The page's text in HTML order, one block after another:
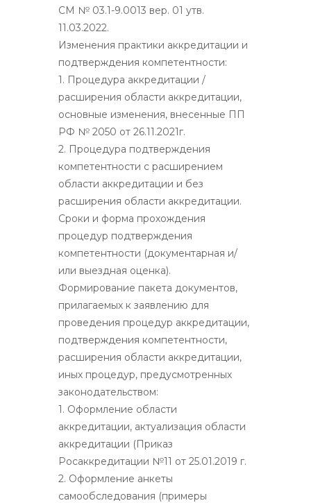
СМ № 03.1-9.0013 вер. 01 утв.
11.03.2022.
Изменения практики аккредитации и
подтверждения компетентности:
1. Процедура аккредитации /
расширения области аккредитации,
основные изменения, внесенные ПП
РФ № 2050 от 26.11.2021г.
2. Процедура подтверждения
компетентности с расширением
области аккредитации и без
расширения области аккредитации.
Сроки и форма прохождения
процедур подтверждения
компетентности (документарная и/
или выездная оценка).
Формирование пакета документов,
прилагаемых к заявлению для
проведения процедур аккредитации,
подтверждения компетентности,
расширения области аккредитации,
иных процедур, предусмотренных
законодательством:
1. Оформление области
аккредитации, актуализация области
аккредитации (Приказ
Росаккредитации №11 от 25.01.2019 г.
2. Оформление анкеты
самообследования (примеры